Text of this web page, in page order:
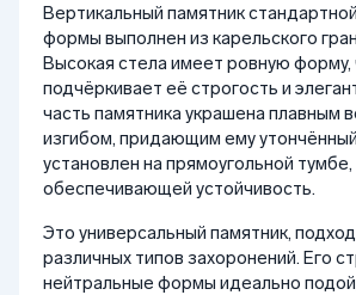
Вертикальный памятник
формы выполнен из карельского
Высокая стела имеет ровную форму,
подчёркивает её строгость и
часть памятника украшена плавным
изгибом, придающим ему
установлен на прямоугольной тумбе,
обеспечивающей устойчивость.
Это универсальный памятник,
различных типов захоронений. Его
нейтральные формы идеально